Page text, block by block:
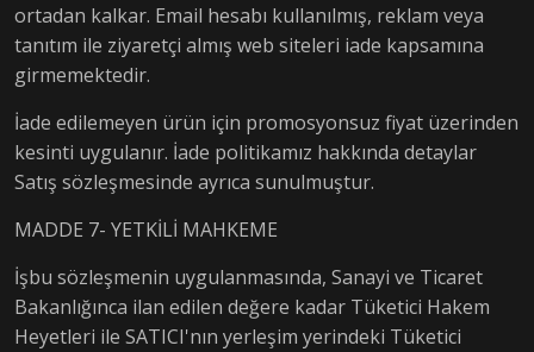
ortadan kalkar. Email hesabı kullanılmış, reklam veya
tanıtım ile ziyaretçi almış web siteleri iade kapsamına
girmemektedir.
İade edilemeyen ürün için promosyonsuz fiyat üzerinden
kesinti uygulanır. İade politikamız hakkında detaylar
Satış sözleşmesinde ayrıca sunulmuştur.
MADDE 7- YETKİLİ MAHKEME
İşbu sözleşmenin uygulanmasında, Sanayi ve Ticaret
Bakanlığınca ilan edilen değere kadar Tüketici Hakem
Heyetleri ile SATICI'nın yerleşim yerindeki Tüketici